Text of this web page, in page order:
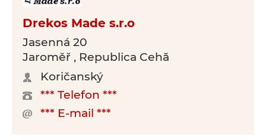
Drekos Made s.r.o
Jasenná 20
Jaroměř , Republica Cehă
Koričanský
*** Telefon ***
*** E-mail ***